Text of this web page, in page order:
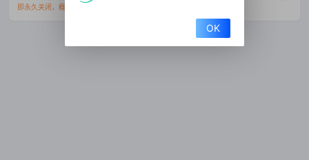
即永久关闭，概不退款且移交资料到公安部门处理。
OK